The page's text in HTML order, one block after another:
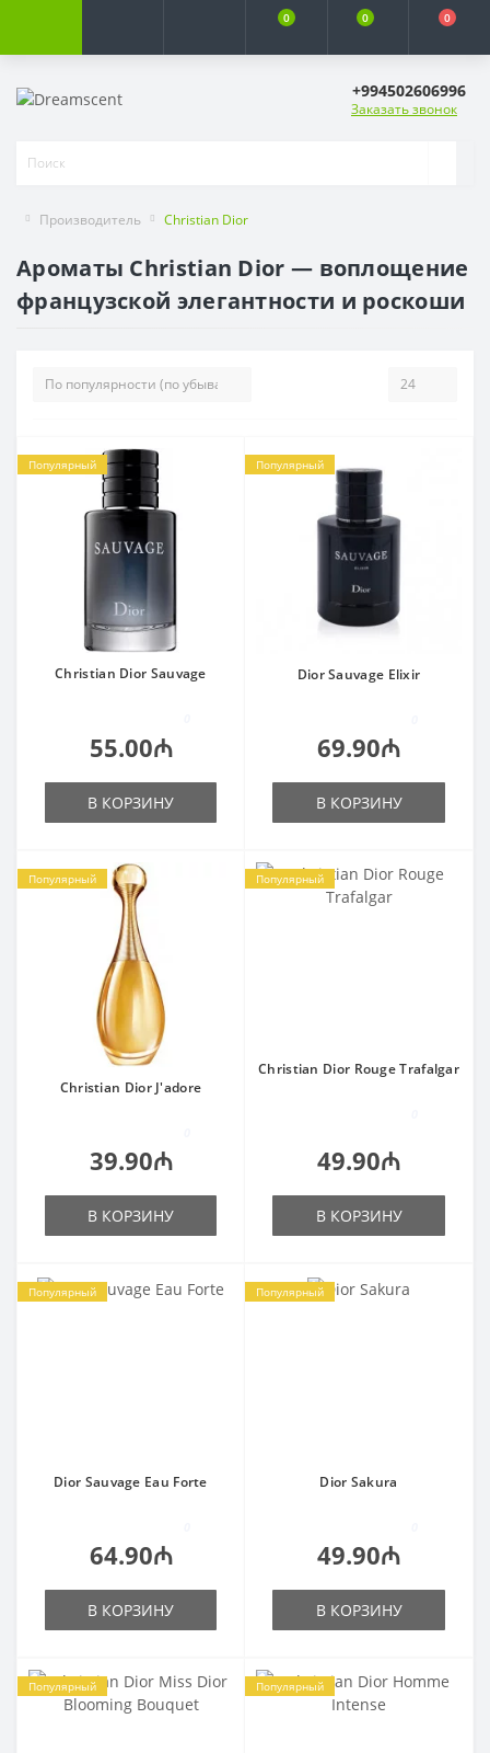
0 0 0
+994502606996
Заказать звонок
Производитель Christian Dior
Ароматы Christian Dior — воплощение
французской элегантности и роскоши
Популярный
Christian Dior Sauvage
55.00₼
В КОРЗИНУ
Популярный
Dior Sauvage Elixir
69.90₼
В КОРЗИНУ
Популярный
Christian Dior J'adore
39.90₼
В КОРЗИНУ
Популярный
Christian Dior Rouge Trafalgar
49.90₼
В КОРЗИНУ
Популярный
Dior Sauvage Eau Forte
64.90₼
В КОРЗИНУ
Популярный
Dior Sakura
49.90₼
В КОРЗИНУ
Популярный Популярный